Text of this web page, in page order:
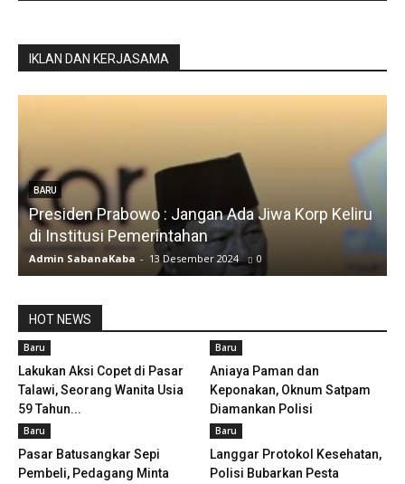
IKLAN DAN KERJASAMA
Korp Keliru BARU
Silfia Hanani
Admin SabanaKaba - 19 Juni 2024
HOT NEWS
Baru
Lakukan Aksi Copet di Pasar
Talawi, Seorang Wanita Usia
59 Tahun...
Baru
Aniaya Paman dan
Keponakan, Oknum Satpam
Diamankan Polisi
Baru
Pasar Batusangkar Sepi
Pembeli, Pedagang Minta
Baru
Langgar Protokol Kesehatan,
Polisi Bubarkan Pesta